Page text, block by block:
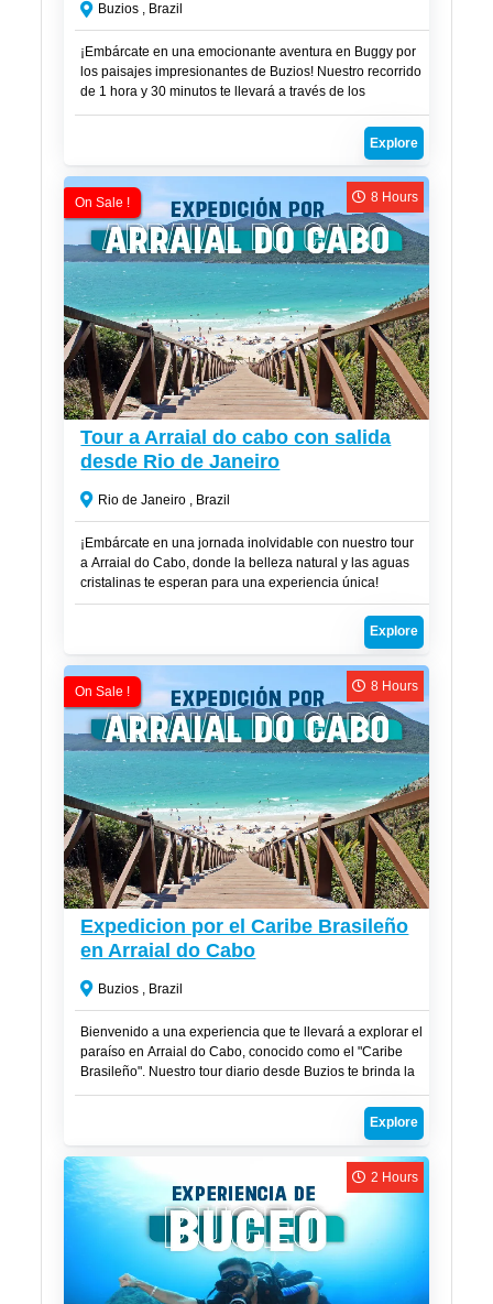
Buzios , Brazil
¡Embárcate en una emocionante aventura en Buggy por
los paisajes impresionantes de Buzios! Nuestro recorrido
de 1 hora y 30 minutos te llevará a través de los
miradores más impresionantes y las playas más
Explore
On Sale !
R$320
8 Hours
Tour a Arraial do cabo con salida
desde Rio de Janeiro
Rio de Janeiro , Brazil
¡Embárcate en una jornada inolvidable con nuestro tour
a Arraial do Cabo, donde la belleza natural y las aguas
cristalinas te esperan para una experiencia única!
Explore
On Sale !
R$300
8 Hours
Expedicion por el Caribe Brasileño
en Arraial do Cabo
Buzios , Brazil
Bienvenido a una experiencia que te llevará a explorar el
paraíso en Arraial do Cabo, conocido como el "Caribe
Brasileño". Nuestro tour diario desde Buzios te brinda la
de arena blanca y maravillas naturales que te dejarán
Explore
2 Hours